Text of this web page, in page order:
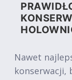
Nawet
konserwacji,